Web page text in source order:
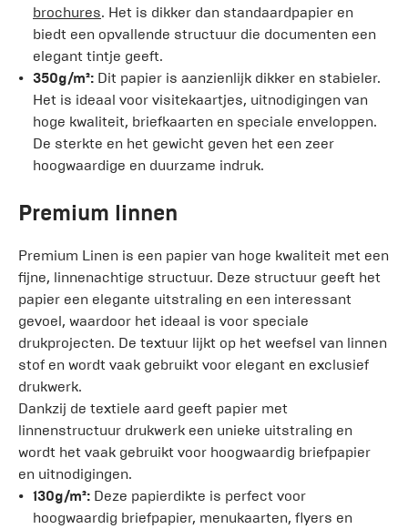
brochures. Het is dikker dan standaardpapier en
biedt een opvallende structuur die documenten een
elegant tintje geeft.
350g/m²: Dit papier is aanzienlijk dikker en stabieler.
Het is ideaal voor visitekaartjes, uitnodigingen van
hoge kwaliteit, briefkaarten en speciale enveloppen.
De sterkte en het gewicht geven het een zeer
hoogwaardige en duurzame indruk.
Premium linnen
Premium Linen is een papier van hoge kwaliteit met een
fijne, linnenachtige structuur. Deze structuur geeft het
papier een elegante uitstraling en een interessant
gevoel, waardoor het ideaal is voor speciale
drukprojecten. De textuur lijkt op het weefsel van linnen
stof en wordt vaak gebruikt voor elegant en exclusief
drukwerk.
Dankzij de textiele aard geeft papier met
linnenstructuur drukwerk een unieke uitstraling en
wordt het vaak gebruikt voor hoogwaardig briefpapier
en uitnodigingen.
130g/m²: Deze papierdikte is perfect voor
hoogwaardig briefpapier, menukaarten, flyers en